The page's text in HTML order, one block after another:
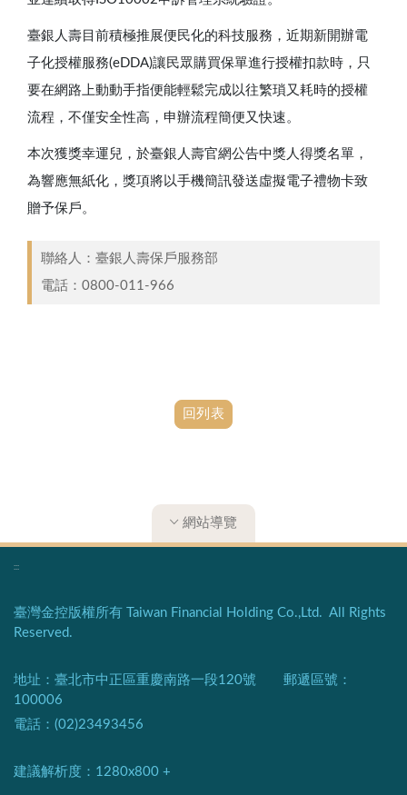
臺銀人壽目前積極推展便民化的科技服務，近期新開辦電
子化授權服務(eDDA)讓民眾購買保單進行授權扣款時，只
要在網路上動動手指便能輕鬆完成以往繁瑣又耗時的授權
流程，不僅安全性高，申辦流程簡便又快速。
本次獲獎幸運兒，於臺銀人壽官網公告中獎人得獎名單，
為響應無紙化，獎項將以手機簡訊發送虛擬電子禮物卡致
贈予保戶。
聯絡人：臺銀人壽保戶服務部 ​
電話： 0800-011-966
回列表
網站導覽
:::
臺灣金控版權所有 Taiwan Financial Holding Co.,Ltd. All Rights
Reserved.
地址：臺北市中正區重慶南路一段120號 郵遞區號：
100006
電話：(02)23493456
建議解析度：1280x800 +​